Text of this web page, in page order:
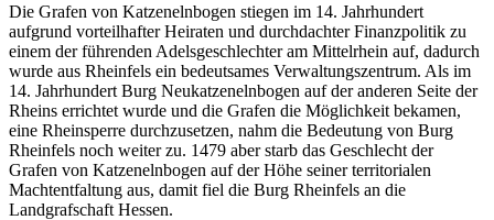
Die Grafen von Katzenelnbogen stiegen im 14. Jahrhundert
aufgrund vorteilhafter Heiraten und durchdachter Finanzpolitik zu
einem der führenden Adelsgeschlechter am Mittelrhein auf, dadurch
wurde aus Rheinfels ein bedeutsames Verwaltungszentrum. Als im
14. Jahrhundert Burg Neukatzenelnbogen auf der anderen Seite der
Rheins errichtet wurde und die Grafen die Möglichkeit bekamen,
eine Rheinsperre durchzusetzen, nahm die Bedeutung von Burg
Rheinfels noch weiter zu. 1479 aber starb das Geschlecht der
Grafen von Katzenelnbogen auf der Höhe seiner territorialen
Machtentfaltung aus, damit fiel die Burg Rheinfels an die
Landgrafschaft Hessen.